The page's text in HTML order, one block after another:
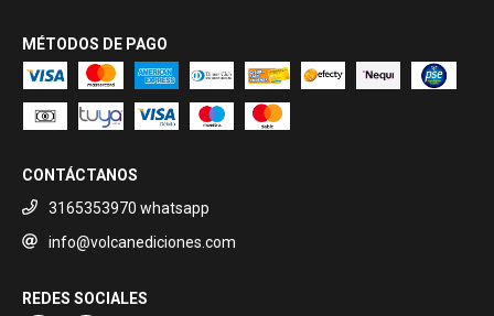
MÉTODOS DE PAGO
CONTÁCTANOS
3165353970 whatsapp
info@volcanediciones.com
REDES SOCIALES